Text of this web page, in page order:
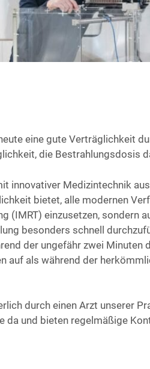
eine gute Ver­träg­lich­keit
die Bestrah­lungs­do­sis
inno­va­ti­ver Medi­zin­tech­nik
bie­tet, alle moder­nen
ein­zu­set­zen, son­dern
beson­ders schnell
der unge­fähr zwei
auf als wäh­rend der
durch einen Arzt unse­rer
da und bie­ten regel­mä­ßi­ge